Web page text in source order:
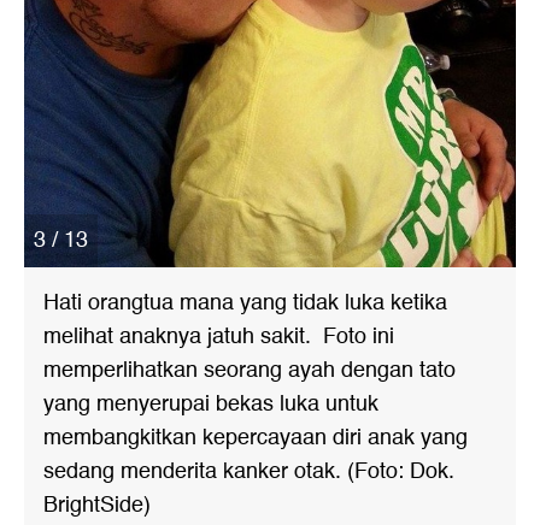
3 / 13
Hati orangtua mana yang tidak luka ketika
melihat anaknya jatuh sakit. Foto ini
memperlihatkan seorang ayah dengan tato
yang menyerupai bekas luka untuk
membangkitkan kepercayaan diri anak yang
sedang menderita kanker otak. (Foto: Dok.
BrightSide)